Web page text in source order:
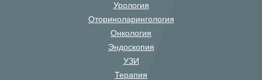
Урология
Оториноларингология
Онкология
Эндоскопия
УЗИ
Терапия